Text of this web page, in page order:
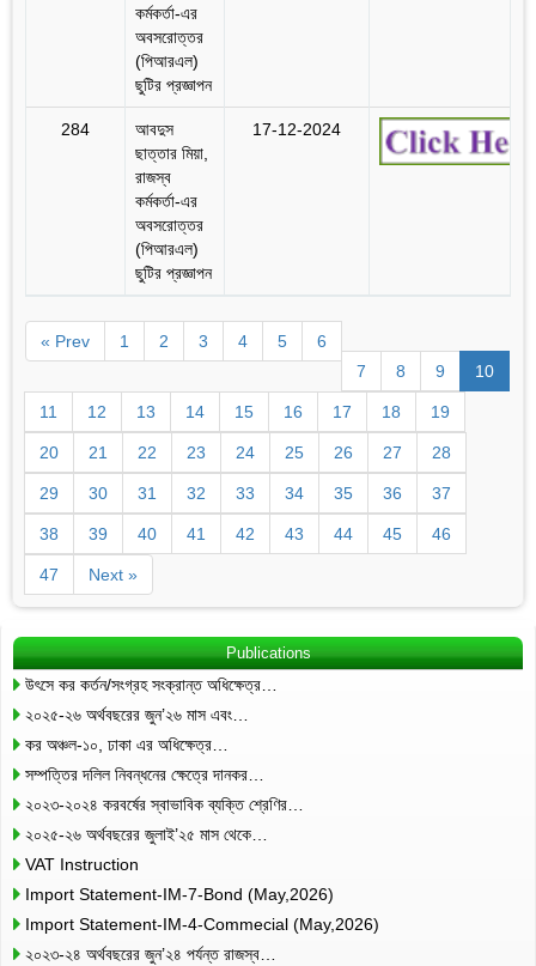
কর্মকর্তা-এর
অবসরোত্তর
(পিআরএল)
ছুটির প্রজ্ঞাপন
284
আবদুস
ছাত্তার মিয়া,
রাজস্ব
কর্মকর্তা-এর
অবসরোত্তর
(পিআরএল)
ছুটির প্রজ্ঞাপন
17-12-2024
« Prev 1 2 3 4 5
6
7
8 9 10
11 12 13 14 15 16 17 18 19
20 21 22 23 24 25 26 27 28
29 30 31 32 33 34 35 36 37
38 39 40 41 42 43 44 45 46
47 Next »
Publications
উৎসে কর কর্তন/সংগ্রহ সংক্রান্ত অধিক্ষেত্র…
২০২৫-২৬ অর্থবছরের জুন’২৬ মাস এবং…
কর অঞ্চল-১০, ঢাকা এর অধিক্ষেত্র…
সম্পত্তির দলিল নিবন্ধনের ক্ষেত্রে দানকর…
২০২৩-২০২৪ করবর্ষের স্বাভাবিক ব্যক্তি শ্রেণির…
২০২৫-২৬ অর্থবছরের জুলাই’২৫ মাস থেকে…
VAT Instruction
Import Statement-IM-7-Bond (May,2026)
Import Statement-IM-4-Commecial (May,2026)
২০২৩-২৪ অর্থবছরের জুন’২৪ পর্যন্ত রাজস্ব…